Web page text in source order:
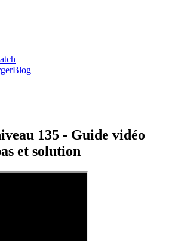
Blog
135 - Guide vidéo
et solution